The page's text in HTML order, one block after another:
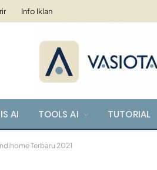
Info Iklan
AI TOOLS AI TUTORIAL
Terbaru 2021